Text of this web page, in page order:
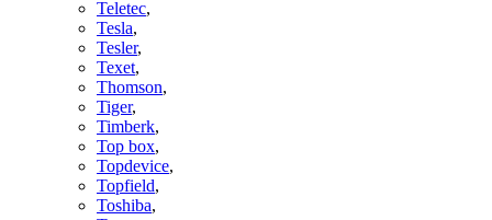
Teletec,
Tesla,
Tesler,
Texet,
Thomson,
Tiger,
Timberk,
Top box,
Topdevice,
Topfield,
Toshiba,